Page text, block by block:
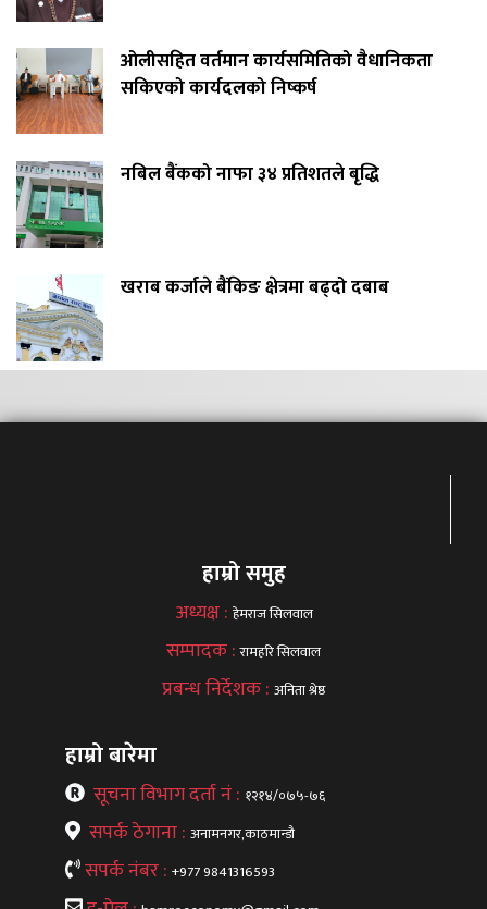
ओलीसहित वर्तमान कार्यसमितिको वैधानिकता
सकिएको कार्यदलको निष्कर्ष
नबिल बैंकको नाफा ३४ प्रतिशतले बृद्धि
खराब कर्जाले बैंकिङ क्षेत्रमा बढ्दो दबाब
हाम्रो समुह
अध्यक्ष : हेमराज सिलवाल
सम्पादक :रामहरि सिलवाल
प्रबन्ध निर्देशक : अनिता श्रेष्ठ
हाम्रो बारेमा
सूचना विभाग दर्ता नं : १२१४/०७५-७६
सपर्क ठेगाना : अनामनगर,काठमान्डौ
सपर्क नंबर : +977 9841316593